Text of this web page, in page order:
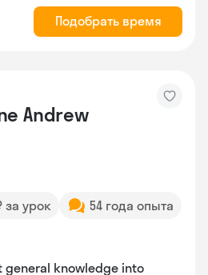
Подобрать время
Andrew
за урок
54 года опыта
general knowledge into